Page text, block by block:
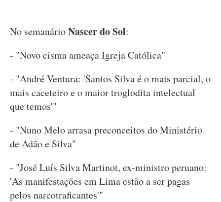
No semanárioNascer do Sol:
- "Novo cisma ameaça Igreja Católica"
- "André Ventura: 'Santos Silva é o mais parcial, o
mais caceteiro e o maior troglodita intelectual
que temos'"
- "Nuno Melo arrasa preconceitos do Ministério
de Adão e Silva"
- "José Luís Silva Martinot, ex-ministro peruano:
'As manifestações em Lima estão a ser pagas
pelos narcotraficantes'"